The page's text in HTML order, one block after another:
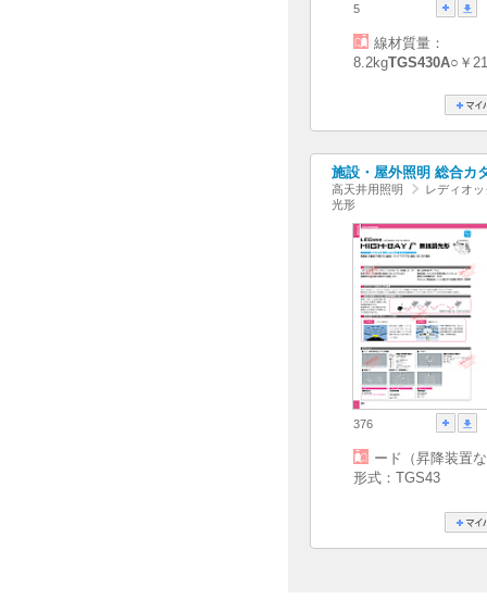
5
線材質量：
8.2kgTGS430A○￥
施設・屋外照明 総合カ
高天井用照明
レディオ
光形
376
ード（昇降装置
形式：TGS43